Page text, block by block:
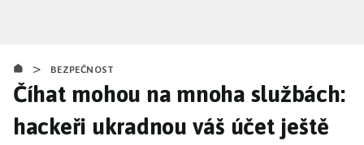
obsahu
> BEZPEČNOST
Číhat mohou na mnoha službách:
hackeři ukradnou váš účet ještě